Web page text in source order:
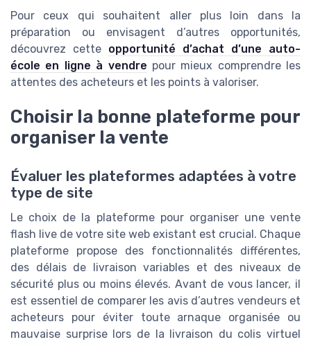
Pour ceux qui souhaitent aller plus loin dans la
préparation ou envisagent d’autres opportunités,
découvrez cette opportunité d’achat d’une auto-
école en ligne à vendre pour mieux comprendre les
attentes des acheteurs et les points à valoriser.
Choisir la bonne plateforme pour
organiser la vente
Évaluer les plateformes adaptées à votre
type de site
Le choix de la plateforme pour organiser une vente
flash live de votre site web existant est crucial. Chaque
plateforme propose des fonctionnalités différentes,
des délais de livraison variables et des niveaux de
sécurité plus ou moins élevés. Avant de vous lancer, il
est essentiel de comparer les avis d’autres vendeurs et
acheteurs pour éviter toute arnaque organisée ou
mauvaise surprise lors de la livraison du colis virtuel